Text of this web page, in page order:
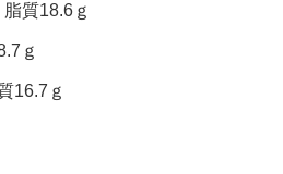
質18.6ｇ
ｇ
16.7ｇ